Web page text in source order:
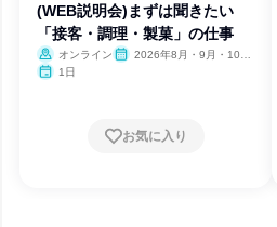
(WEB説明会)まずは聞きたい
「接客・調理・製菓」の仕事
オンライン
2026年8月・9月・10
1日
お気に入り